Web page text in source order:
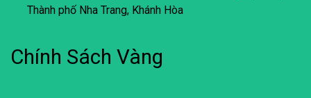
Thành phố Nha Trang, Khánh Hòa
Chính Sách Vàng